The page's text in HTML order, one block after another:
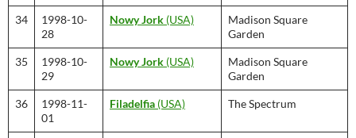
34
1998-10-
28
Nowy Jork (USA)
Madison Square
Garden
35
1998-10-
29
Nowy Jork (USA)
Madison Square
Garden
36
1998-11-
01
Filadelfia (USA) The Spectrum